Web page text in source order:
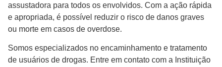
assustadora para todos os envolvidos. Com a ação rápida
e apropriada, é possível reduzir o risco de danos graves
ou morte em casos de overdose.
Somos especializados no encaminhamento e tratamento
de usuários de drogas. Entre em contato com a Instituição